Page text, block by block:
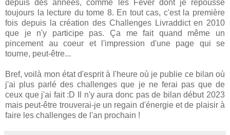
depuis des années, comme les Fever dont je repousse
toujours la lecture du tome 8. En tout cas, c'est la première
fois depuis la création des Challenges Livraddict en 2010
que je n'y participe pas. Ça me fait quand même un
pincement au coeur et l'impression d'une page qui se
tourne, peut-être...
Bref, voilà mon état d'esprit à l'heure où je publie ce bilan où
j'ai plus parlé des challenges que je ne ferai pas que de
ceux que j'ai fait :D Il n'y aura donc pas de bilan début 2023
mais peut-être trouverai-je un regain d'énergie et de plaisir à
faire les challenges de l'an prochain !